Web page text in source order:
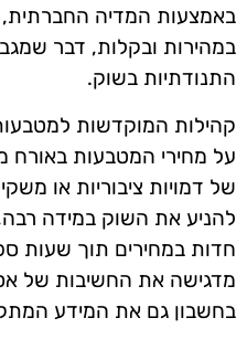
באמצעות המדיה
במהירות ובקלות, דבר
התנודתיות בשוק.
קהילות המוקדשות
על מחירי המטבעות באורח
של דמויות ציבוריות או
להניע את השוק במידה
חדות במחירים תוך שעות
מדגישה את החשיבות של
בחשבון גם את המידע